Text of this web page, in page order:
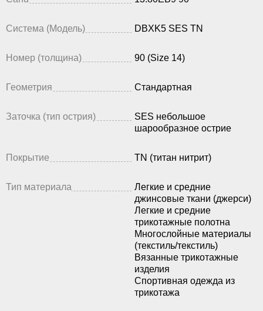
Система (Модель) DBXK5 SES TN
Номер (толщина) 90 (Size 14)
Геометрия Стандартная
Заточка (тип острия)
SES небольшое
шарообразное острие
Покрытие TN (титан нитрит)
Тип материала
Легкие и средние
джинсовые ткани (джерси)
Легкие и средние
трикотажные полотна
Многослойные материалы
(текстиль/текстиль)
Вязанные трикотажные
изделия
Спортивная одежда из
трикотажа